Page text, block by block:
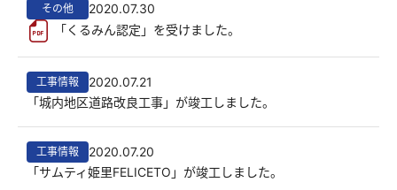
その他
2020.07.30
「くるみん認定」を受けました。
工事情報
2020.07.21
「城内地区道路改良工事」が竣工しました。
工事情報
2020.07.20
「サムティ姫里FELICETO」が竣工しました。